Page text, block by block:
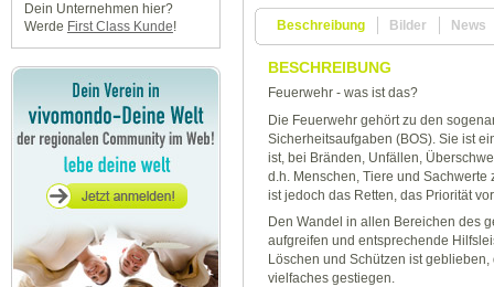
Dein Unternehmen hier?
Werde First Class Kunde! Beschreibung Bilder News
BESCHREIBUNG
Feuerwehr - was ist das?
Die Feuerwehr gehört zu den
Sicherheitsaufgaben (BOS). Sie ist
ist, bei Bränden, Unfällen,
d.h. Menschen, Tiere und
ist jedoch das Retten, das Priorität
Den Wandel in allen Bereichen des
aufgreifen und entsprechende
Löschen und Schützen ist
vielfaches gestiegen.